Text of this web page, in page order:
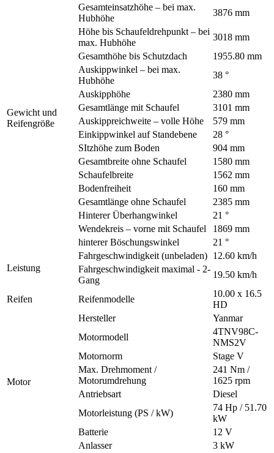
Gewicht und
Reifengröße
Gesamteinsatzhöhe – bei max.
Hubhöhe
3876 mm
Höhe bis Schaufeldrehpunkt – bei
max. Hubhöhe
3018 mm
Gesamthöhe bis Schutzdach
1955.80 mm
Auskippwinkel – bei max.
Hubhöhe
38 °
Auskipphöhe
2380 mm
Gesamtlänge mit Schaufel
3101 mm
Auskippreichweite – volle Höhe
579 mm
Einkippwinkel auf Standebene
28 °
SItzhöhe zum Boden
904 mm
Gesamtbreite ohne Schaufel
1580 mm
Schaufelbreite
1562 mm
Bodenfreiheit
160 mm
Gesamtlänge ohne Schaufel
2385 mm
Hinterer Überhangwinkel
21 °
Wendekreis – vorne mit Schaufel
1869 mm
hinterer Böschungswinkel
21 °
Leistung
Fahrgeschwindigkeit (unbeladen) 12.60 km/h
Fahrgeschwindigkeit maximal - 2-
Gang
19.50 km/h
Reifen Reifenmodelle
10.00 x 16.5
HD
Motor
Hersteller
Yanmar
Motormodell
4TNV98C-
NMS2V
Motornorm
Stage V
Max. Drehmoment /
Motorumdrehung
241 Nm /
1625 rpm
Antriebsart
Diesel
Motorleistung (PS / kW)
74 Hp / 51.70
kW
Batterie
12 V
Anlasser
3 kW